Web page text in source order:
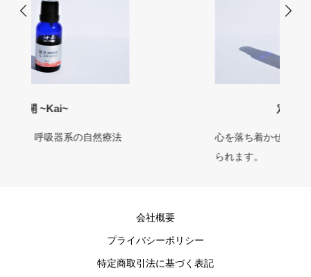
心を落ち着かせ、質の良い睡眠が得
会社概要
プライバシーポリシー
特定商取引法に基づく表記